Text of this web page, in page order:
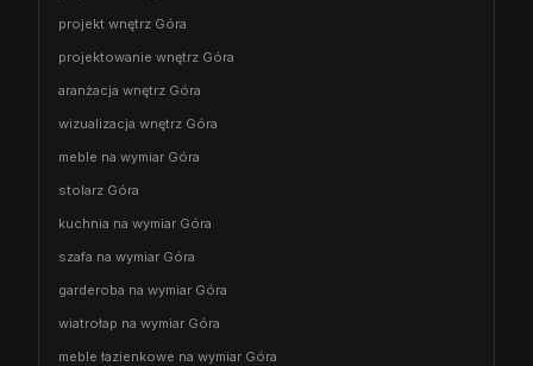
projekt wnętrz Góra
projektowanie wnętrz Góra
aranżacja wnętrz Góra
wizualizacja wnętrz Góra
meble na wymiar Góra
stolarz Góra
kuchnia na wymiar Góra
szafa na wymiar Góra
garderoba na wymiar Góra
wiatrołap na wymiar Góra
meble łazienkowe na wymiar Góra